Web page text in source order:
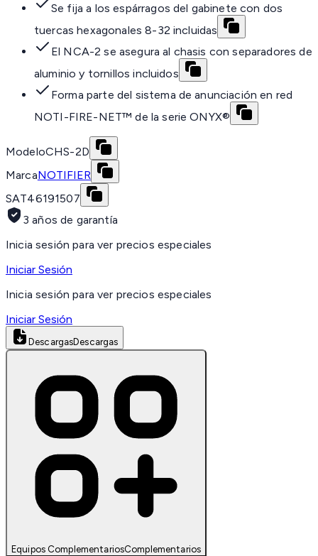
Se fija a los espárragos del gabinete con dos
tuercas hexagonales 8-32 incluidas
El NCA-2 se asegura al chasis con separadores de
aluminio y tornillos incluidos
Forma parte del sistema de anunciación en red
NOTI-FIRE-NET™ de la serie ONYX®
ModeloCHS-2D
MarcaNOTIFIER
SAT46191507
3 años de garantía
Inicia sesión para ver precios especiales
Iniciar Sesión
Inicia sesión para ver precios especiales
Iniciar Sesión
DescargasDescargas
Equipos ComplementariosComplementarios